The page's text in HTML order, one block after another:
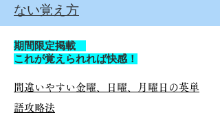
ない覚え方
期間限定掲載
これが覚えられれば快感！
間違いやすい金曜、日曜、月曜日の英単
語攻略法